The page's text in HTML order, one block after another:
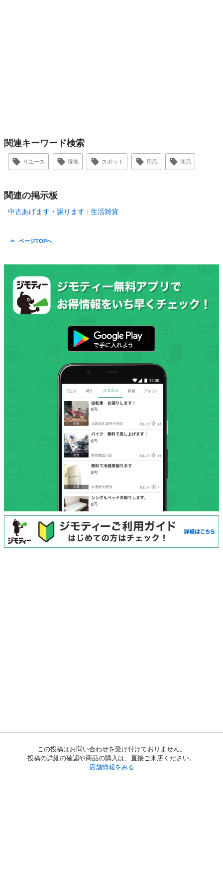
この投稿はお問い合わせを受け付けておりません。
投稿の詳細の確認や商品の購入は、直接ご来店ください。
店舗情報をみる
関連キーワード検索
リユース 現地 スポット 用品 商品
関連の掲示板
中古あげます・譲ります 生活雑貨
ページTOPへ